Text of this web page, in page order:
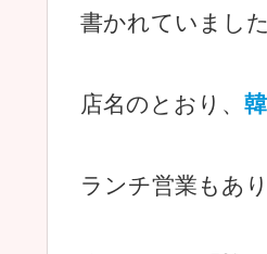
書かれていました
店名のとおり、
ランチ営業もあ